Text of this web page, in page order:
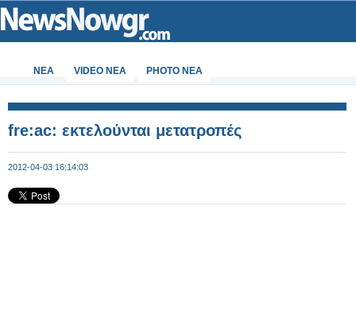
ΝΕΑ VIDEO NEA PHOTO NEA
fre:ac: εκτελούνται μετατροπές
2012-04-03 16:14:03